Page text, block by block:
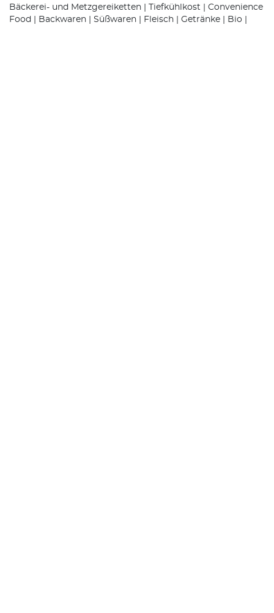
Bäckerei- und Metzgereiketten | Tiefkühlkost | Convenience
Food | Backwaren | Süßwaren | Fleisch | Getränke | Bio |